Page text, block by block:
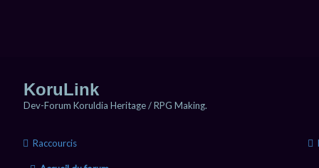
KoruLink
Dev-Forum Koruldia Heritage / RPG Making.
Raccourcis